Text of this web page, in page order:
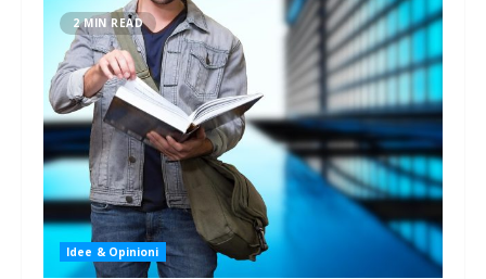
2 MIN READ
Idee & Opinioni